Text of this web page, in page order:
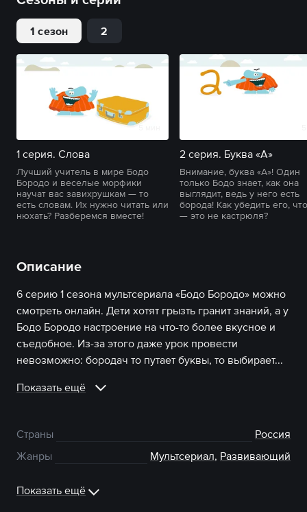
1 сезон 2
1 серия. Слова
Лучший учитель в мире Бодо
Бородо и веселые морфики
научат вас завихрушкам — то
есть словам. Их нужно читать или
нюхать? Разберемся вместе!
2 серия. Буква «А»
Внимание, буква «А»! Один
только Бодо знает, как она
выглядит, ведь у него есть
борода! Как убедить его,
— это не кастрюля?
Описание
6 серию 1 сезона мультсериала «Бодо Бородо» можно
смотреть онлайн. Дети хотят грызть гранит знаний, а у
Бодо Бородо настроение на что-то более вкусное и
съедобное. Из-за этого даже урок провести
невозможно: бородач то путает буквы, то выбирает...
Показать ещё
Страны
Россия
Жанры
Мультсериал, Развивающий
Показать ещё